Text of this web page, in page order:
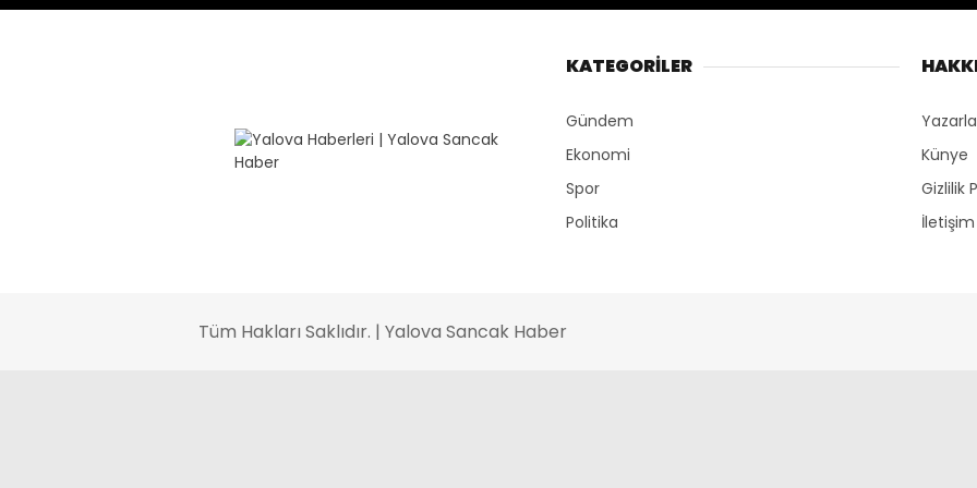
KATEGORİLER
Gündem
Ekonomi
Spor
Politika
Künye
Gizlilik
İletişim
Tüm Hakları Saklıdır. | Yalova Sancak Haber